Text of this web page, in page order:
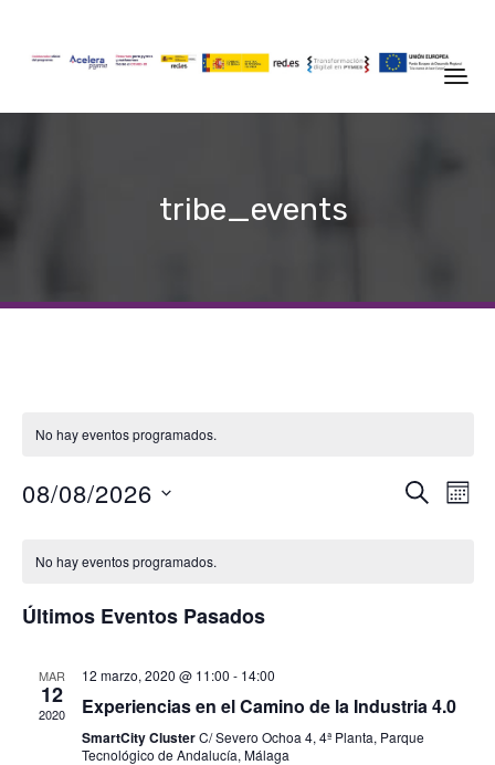
tribe_events
No hay eventos programados.
BUSCAR
MES
08/08/2026
fecha.
Eventos
No hay eventos programados.
Últimos Eventos Pasados
MAR
12
2020
12 marzo, 2020 @ 11:00 - 14:00
Experiencias en el Camino de la Industria 4.0
SmartCity ClusterC/ Severo Ochoa 4, 4ª Planta, Parque
Tecnológico de Andalucía, Málaga